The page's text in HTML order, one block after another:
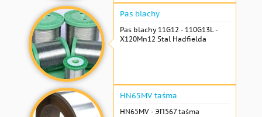
Pas blachy
Pas blachy 11G12 - 110G13L -
X120Mn12 Stal Hadfielda
HN65MV taśma
HN65MV - ЭП567 taśma